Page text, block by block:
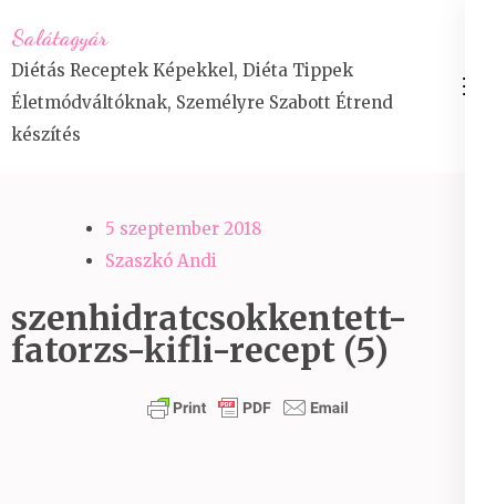
to
content
(Press
Enter)
Salátagyár
Diétás Receptek Képekkel, Diéta Tippek
Életmódváltóknak, Személyre Szabott Étrend
készítés
5 szeptember 2018
Szaszkó Andi
szenhidratcsokkentett-
fatorzs-kifli-recept (5)